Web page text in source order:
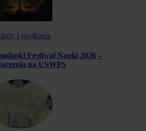
i spotkania
Festiwal Nauki 2026 –
na USWPS